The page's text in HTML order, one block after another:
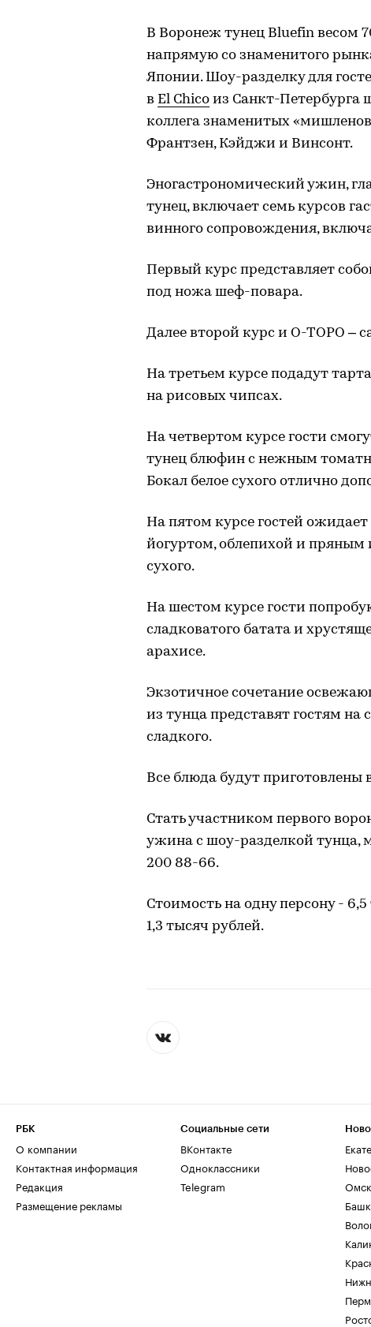
В Воронеж тунец Bluefin весом
напрямую со знаменитого
Японии. Шоу-разделку для
в El Chico из Санкт-Петербурга
коллега знаменитых
Франтзен, Кэйджи и Винсонт.
Эногастрономический ужин,
тунец, включает семь курсов
винного сопровождения,
Первый курс представляет
под ножа шеф-повара.
Далее второй курс и О-ТОРО –
На третьем курсе подадут
на рисовых чипсах.
На четвертом курсе гости
тунец блюфин с нежным
Бокал белое сухого отлично
На пятом курсе гостей
йогуртом, облепихой и пряным
сухого.
На шестом курсе гости
сладковатого батата и
арахисе.
Экзотичное сочетание
из тунца представят гостям на
сладкого.
Все блюда будут приготовлены
Стать участником первого
ужина с шоу-разделкой тунца,
200 88-66.
Стоимость на одну персону -
1,3 тысяч рублей.
РБК
О компании
Контактная информация
Редакция
Размещение рекламы
Социальные сети
ВКонтакте
Одноклассники
Telegram
Омск